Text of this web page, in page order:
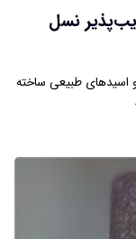
نسل
اسیدهای طبیعی ساخته